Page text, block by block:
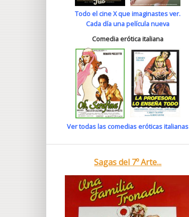
Todo el cine X que imaginastes ver.
Cada día una película nueva
Comedia erótica italiana
Ver todas las comedias eróticas italianas
Sagas del 7º Arte...